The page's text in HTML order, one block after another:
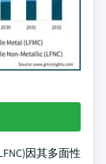
因其多面性